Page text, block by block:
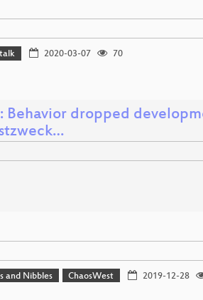
2020-03-07
70
Behavior dropped
and Nibbles ChaosWest
2019-12-28